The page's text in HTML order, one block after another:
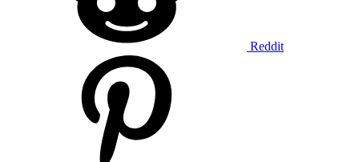
Reddit